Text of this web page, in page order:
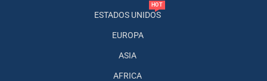
ESTADOS UNIDOS
HOT
EUROPA
ASIA
AFRICA